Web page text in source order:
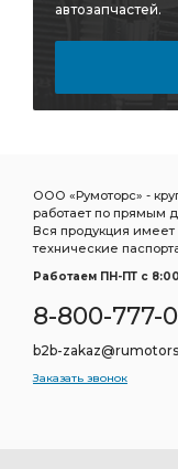
автозапчастей.
ООО «Румоторс» -
работает по прямым
Вся продукция
технические
Работаем ПН-ПТ c
8-800-777-
b2b-
Заказать звонок